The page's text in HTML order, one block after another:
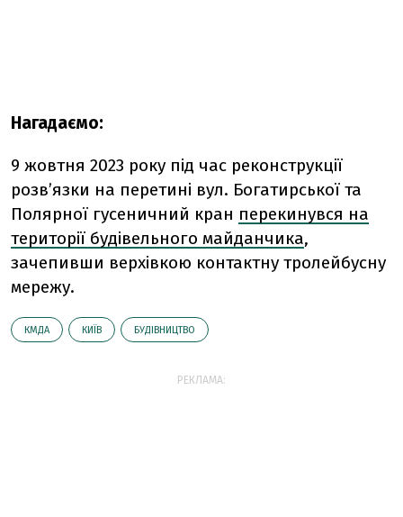
Нагадаємо:
9 жовтня 2023 року під час реконструкції
розв’язки на перетині вул. Богатирської та
Полярної гусеничний кран перекинувся на
території будівельного майданчика,
зачепивши верхівкою контактну тролейбусну
мережу.
КМДА КИЇВ БУДІВНИЦТВО
РЕКЛАМА: